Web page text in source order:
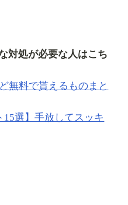
対処が必要な人はこち
無料で貰えるものまと
15選】手放してスッキ